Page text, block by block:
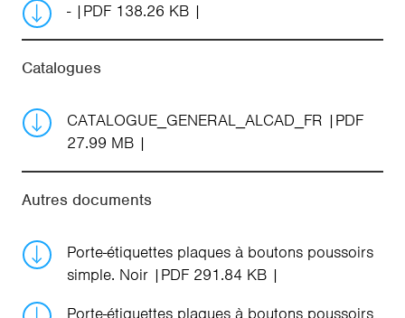
-
PDF 138.26 KB
Catalogues
CATALOGUE_GENERAL_ALCAD_FR
PDF
27.99 MB
Autres documents
Porte-étiquettes plaques à boutons poussoirs
simple. Noir
PDF 291.84 KB
Porte-étiquettes plaques à boutons poussoirs